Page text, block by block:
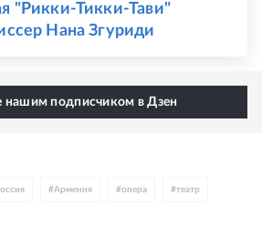
"Рикки-Тикки-Тави"
Нана Згуриди
нашим подписчиком в Дзен
#Армения #опера #театр